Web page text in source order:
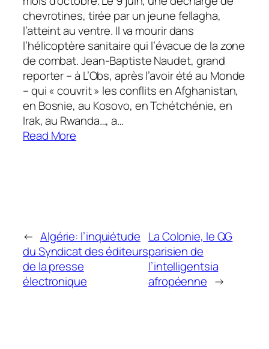
chevrotines, tirée par un jeune fellagha,
l’atteint au ventre. Il va mourir dans
l’hélicoptère sanitaire qui l’évacue de la zone
de combat. Jean-Baptiste Naudet, grand
reporter – à L’Obs, après l’avoir été au Monde
– qui « couvrit » les conflits en Afghanistan,
en Bosnie, au Kosovo, en Tchétchénie, en
Irak, au Rwanda…, a…
Read More
← Algérie: l’inquiétude
du Syndicat des éditeurs
de la presse
électronique
La Colonie, le QG
parisien de
l’intelligentsia
afropéenne →